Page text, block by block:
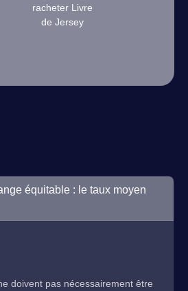
racheter Livre
de Jersey
équitable : le taux moyen
doivent pas nécessairement être